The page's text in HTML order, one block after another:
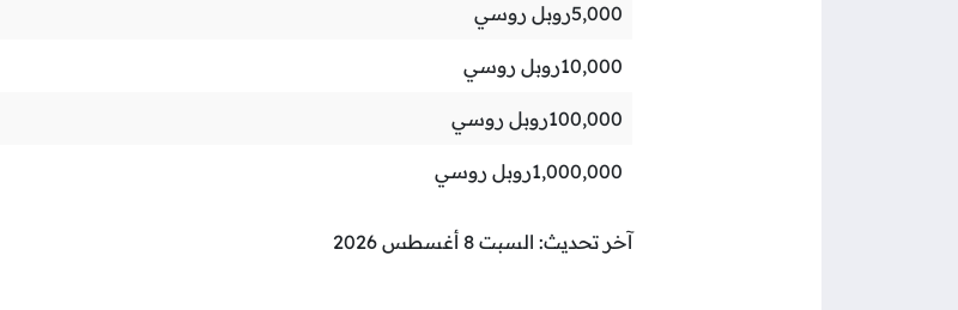
5,000روبل روسي
10,000روبل روسي
100,000روبل روسي
1,000,000روبل روسي
آخر تحديث: السبت 8 أغسطس 2026